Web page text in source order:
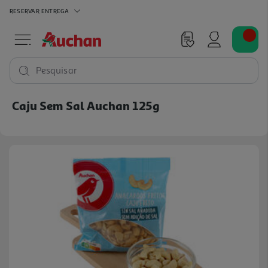
RESERVAR ENTREGA
Pesquisar
Caju Sem Sal Auchan 125g